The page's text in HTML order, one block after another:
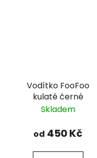
Vodítko FooFoo
kulaté černé
Skladem
od 450 Kč